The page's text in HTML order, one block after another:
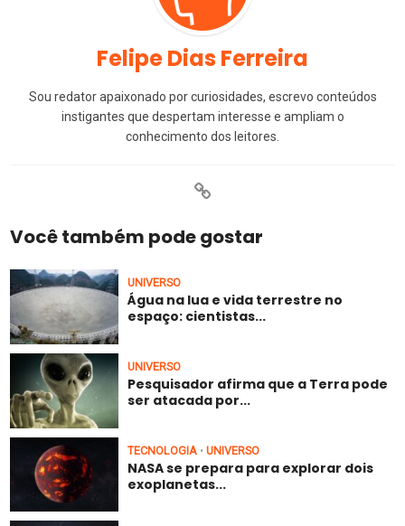
Felipe Dias Ferreira
Sou redator apaixonado por curiosidades, escrevo conteúdos
instigantes que despertam interesse e ampliam o
conhecimento dos leitores.
Você também pode gostar
UNIVERSO
Água na lua e vida terrestre no
espaço: cientistas...
UNIVERSO
Pesquisador afirma que a Terra pode
ser atacada por...
TECNOLOGIA • UNIVERSO
NASA se prepara para explorar dois
exoplanetas...